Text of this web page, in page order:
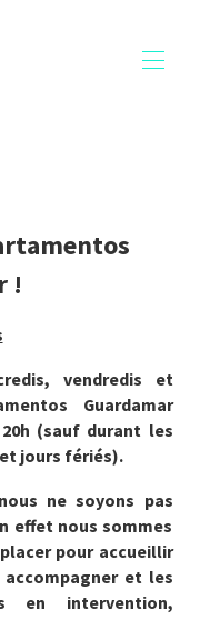
!
vendredis et
Guardamar
(sauf durant les
jours fériés).
ne soyons pas
effet nous sommes
pour accueillir
et les
en intervention,